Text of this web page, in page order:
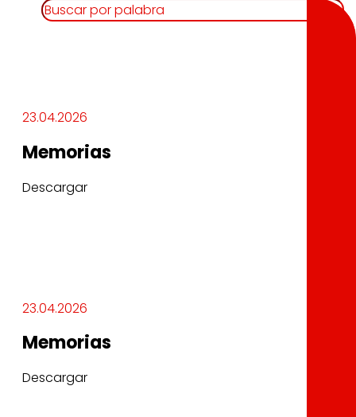
23.04.2026
Memorias
Descargar
23.04.2026
Memorias
Descargar